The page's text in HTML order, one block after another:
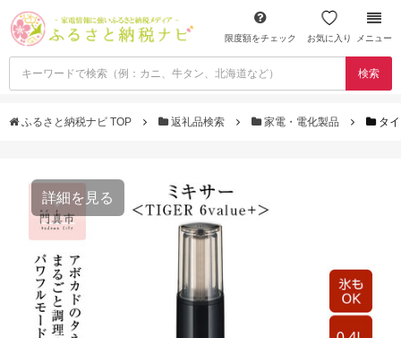
限度額をチェック お気に入り メニュー
検索
ふるさと納税ナビ TOP 返礼品検索 家電・電化製品 タ
詳細を見る